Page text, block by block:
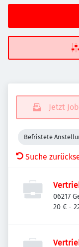
Jetzt
Befristete
Suche
06217
20 € -